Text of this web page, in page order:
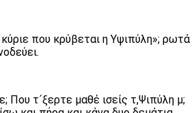
που κρύβεται η Υψιπύλη»; ρωτά
Που τ´ξερτε μαθέ ισείς τ,Ψιπύλη μ;